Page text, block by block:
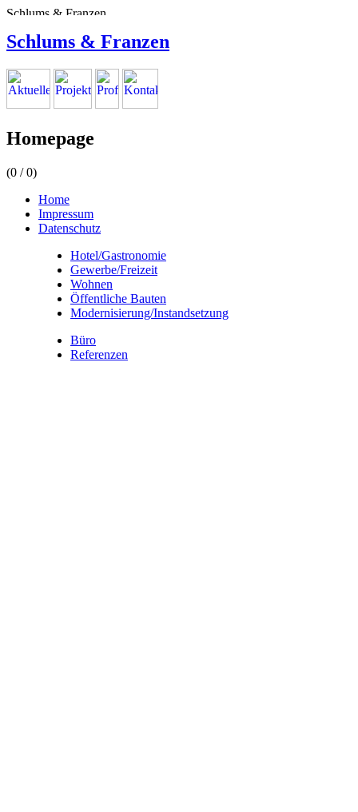
Schlums & Franzen
Homepage
(0 /0)
Home
Impressum
Datenschutz
Hotel/Gastronomie
Gewerbe/Freizeit
Wohnen
Öffentliche Bauten
Modernisierung/Instandsetzung
Büro
Referenzen